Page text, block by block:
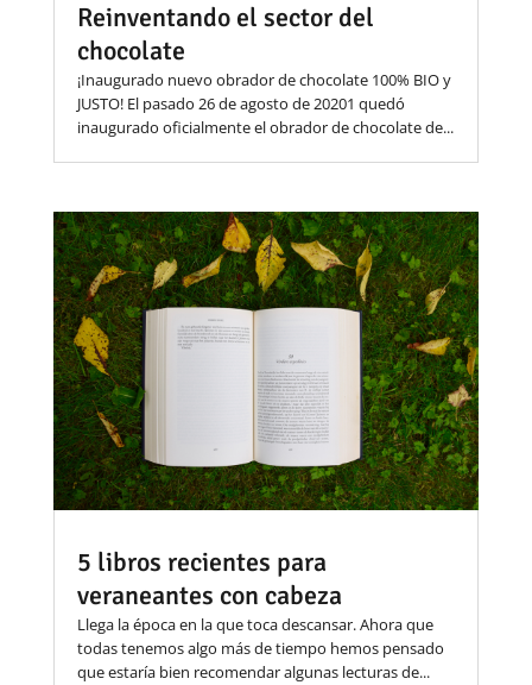
Reinventando el sector del
chocolate
¡Inaugurado nuevo obrador de chocolate 100% BIO y
JUSTO! El pasado 26 de agosto de 20201 quedó
inaugurado oficialmente el obrador de chocolate de...
5 libros recientes para
veraneantes con cabeza
Llega la época en la que toca descansar. Ahora que
todas tenemos algo más de tiempo hemos pensado
que estaría bien recomendar algunas lecturas de...